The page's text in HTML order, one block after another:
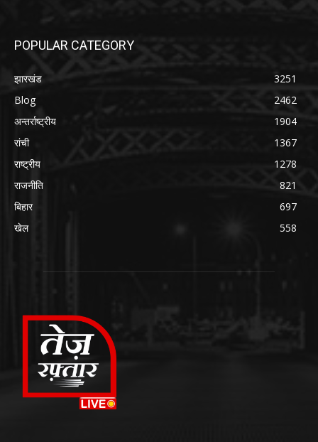
POPULAR CATEGORY
झारखंड
3251
Blog
2462
अन्तर्राष्ट्रीय
1904
रांची
1367
राष्ट्रीय
1278
राजनीति
821
बिहार
697
खेल
558